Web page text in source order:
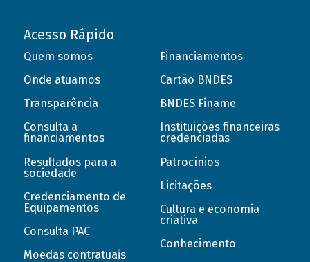
Acesso Rápido
Quem somos
Onde atuamos
Transparência
Consulta a
financiamentos
Resultados para a
sociedade
Credenciamento de
Equipamentos
Consulta PAC
Moedas contratuais
Financiamentos
Cartão BNDES
BNDES Finame
Instituições financeiras
credenciadas
Patrocínios
Licitações
Cultura e economia
criativa
Conhecimento